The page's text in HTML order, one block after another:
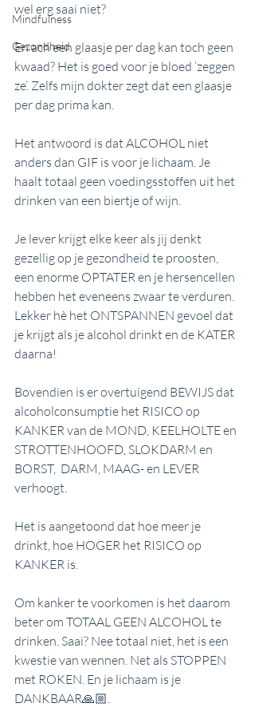
Mindfulness
Gezondheid
wel erg saai niet?
En ach een glaasje per dag kan toch geen
kwaad? Het is goed voor je bloed ‘zeggen
ze’. Zelfs mijn dokter zegt dat een glaasje
per dag prima kan.
Het antwoord is dat ALCOHOL niet
anders dan GIF is voor je lichaam. Je
haalt totaal geen voedingsstoffen uit het
drinken van een biertje of wijn.
Je lever krijgt elke keer als jij denkt
gezellig op je gezondheid te proosten,
een enorme OPTATER en je hersencellen
hebben het eveneens zwaar te verduren.
Lekker hè het ONTSPANNEN gevoel dat
je krijgt als je alcohol drinkt en de KATER
daarna!
Bovendien is er overtuigend BEWIJS dat
alcoholconsumptie het RISICO op
KANKER van de MOND, KEELHOLTE en
STROTTENHOOFD, SLOKDARM en
BORST,  DARM, MAAG- en LEVER
verhoogt.
Het is aangetoond dat hoe meer je
drinkt, hoe HOGER het RISICO op
KANKER is.
Om kanker te voorkomen is het daarom
beter om TOTAAL GEEN ALCOHOL te
drinken. Saai? Nee totaal niet, het is een
kwestie van wennen. Net als STOPPEN
met ROKEN. En je lichaam is je
DANKBAAR🙏🏼.